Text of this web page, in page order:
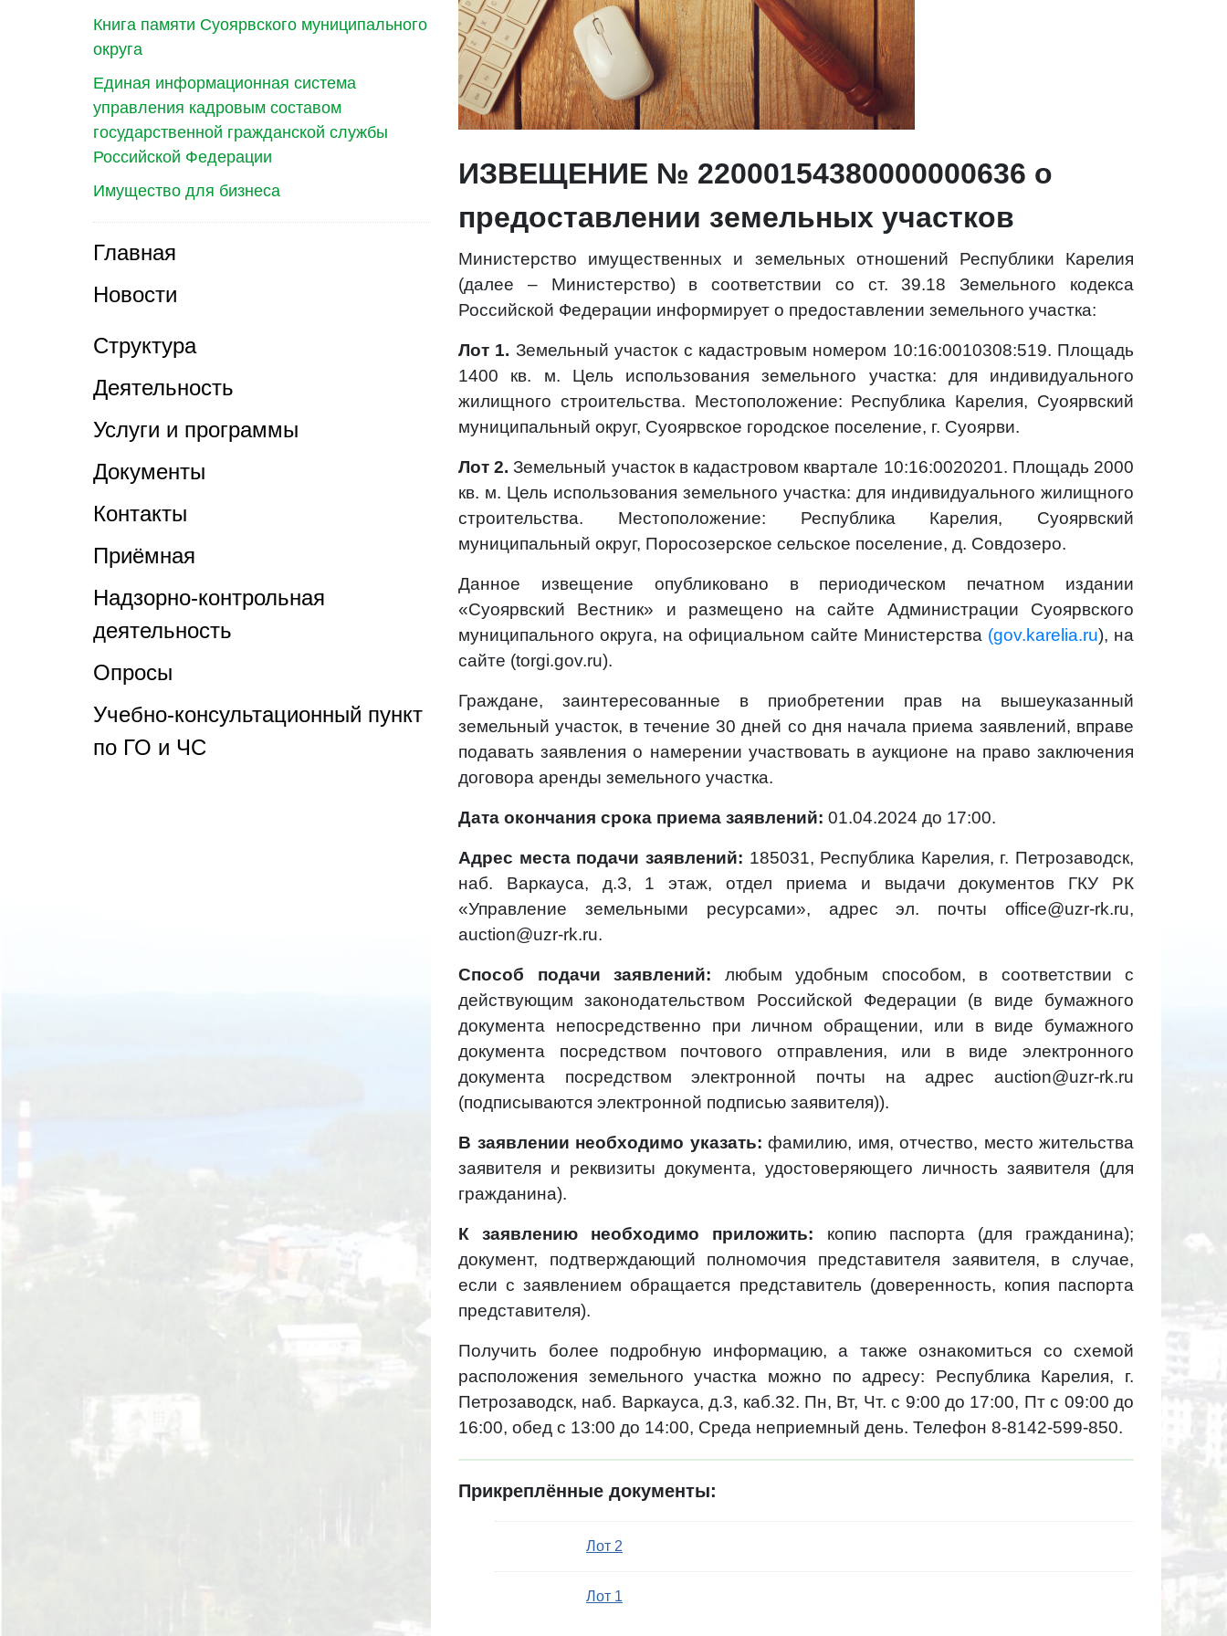
Книга памяти Суоярвского муниципального
округа
Единая информационная система
управления кадровым составом
государственной гражданской службы
Российской Федерации
Имущество для бизнеса
Главная
Новости
Структура
Деятельность
Услуги и программы
Документы
Контакты
Приёмная
Надзорно-контрольная
деятельность
Опросы
Учебно-консультационный пункт
по ГО и ЧС
ИЗВЕЩЕНИЕ № 22000154380000000636 о
предоставлении земельных участков
Министерство имущественных и земельных отношений Республики Карелия
(далее – Министерство) в соответствии со ст. 39.18 Земельного кодекса
Российской Федерации информирует о предоставлении земельного участка:
Лот 1. Земельный участок с кадастровым номером 10:16:0010308:519. Площадь
1400 кв. м. Цель использования земельного участка: для индивидуального
жилищного строительства. Местоположение: Республика Карелия, Суоярвский
муниципальный округ, Суоярвское городское поселение, г. Суоярви.
Лот 2. Земельный участок в кадастровом квартале 10:16:0020201. Площадь 2000
кв. м. Цель использования земельного участка: для индивидуального жилищного
строительства. Местоположение: Республика Карелия, Суоярвский
муниципальный округ, Поросозерское сельское поселение, д. Совдозеро.
Данное извещение опубликовано в периодическом печатном издании
«Суоярвский Вестник» и размещено на сайте Администрации Суоярвского
муниципального округа, на официальном сайте Министерства (gov.karelia.ru), на
сайте (torgi.gov.ru).
Граждане, заинтересованные в приобретении прав на вышеуказанный
земельный участок, в течение 30 дней со дня начала приема заявлений, вправе
подавать заявления о намерении участвовать в аукционе на право заключения
договора аренды земельного участка.
Дата окончания срока приема заявлений: 01.04.2024 до 17:00.
Адрес места подачи заявлений: 185031, Республика Карелия, г. Петрозаводск,
наб. Варкауса, д.3, 1 этаж, отдел приема и выдачи документов ГКУ РК
«Управление земельными ресурсами», адрес эл. почты office@uzr-rk.ru,
auction@uzr-rk.ru.
Способ подачи заявлений: любым удобным способом, в соответствии с
действующим законодательством Российской Федерации (в виде бумажного
документа непосредственно при личном обращении, или в виде бумажного
документа посредством почтового отправления, или в виде электронного
документа посредством электронной почты на адрес auction@uzr-rk.ru
(подписываются электронной подписью заявителя)).
В заявлении необходимо указать: фамилию, имя, отчество, место жительства
заявителя и реквизиты документа, удостоверяющего личность заявителя (для
гражданина).
К заявлению необходимо приложить: копию паспорта (для гражданина);
документ, подтверждающий полномочия представителя заявителя, в случае,
если с заявлением обращается представитель (доверенность, копия паспорта
представителя).
Получить более подробную информацию, а также ознакомиться со схемой
расположения земельного участка можно по адресу: Республика Карелия, г.
Петрозаводск, наб. Варкауса, д.3, каб.32. Пн, Вт, Чт. с 9:00 до 17:00, Пт с 09:00 до
16:00, обед с 13:00 до 14:00, Среда неприемный день. Телефон 8-8142-599-850.
Прикреплённые документы:
Лот 2
Лот 1